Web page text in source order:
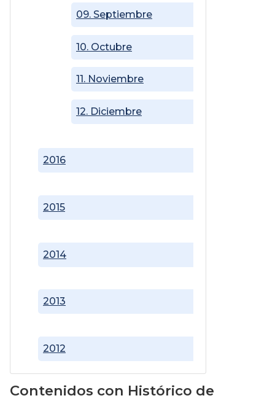
2012
2013
2014
2015
2016
09. Septiembre
10. Octubre
11. Noviembre
12. Diciembre
Contenidos con Histórico de